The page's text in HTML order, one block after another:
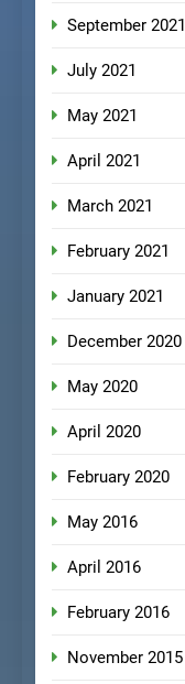
September 2021
July 2021
May 2021
April 2021
March 2021
February 2021
January 2021
December 2020
May 2020
April 2020
February 2020
May 2016
April 2016
February 2016
November 2015